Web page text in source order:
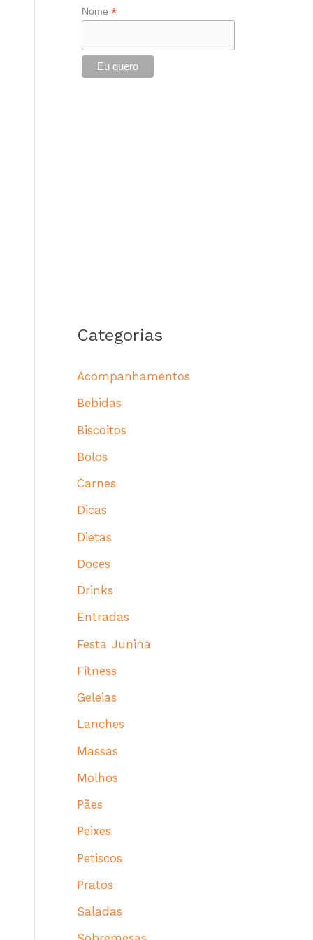
Nome *
Categorias
Acompanhamentos
Bebidas
Biscoitos
Bolos
Carnes
Dicas
Dietas
Doces
Drinks
Entradas
Festa Junina
Fitness
Geleias
Lanches
Massas
Molhos
Pães
Peixes
Petiscos
Pratos
Saladas